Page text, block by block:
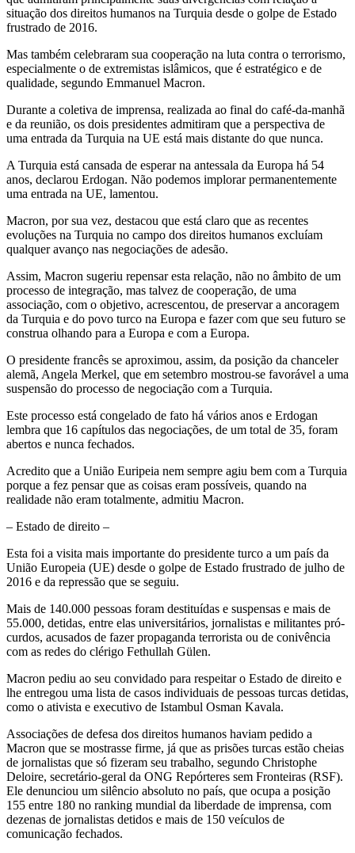
situação dos direitos humanos na Turquia desde o golpe de Estado
frustrado de 2016.
Mas também celebraram sua cooperação na luta contra o terrorismo,
especialmente o de extremistas islâmicos, que é estratégico e de
qualidade, segundo Emmanuel Macron.
Durante a coletiva de imprensa, realizada ao final do café-da-manhã
e da reunião, os dois presidentes admitiram que a perspectiva de
uma entrada da Turquia na UE está mais distante do que nunca.
A Turquia está cansada de esperar na antessala da Europa há 54
anos, declarou Erdogan. Não podemos implorar permanentemente
uma entrada na UE, lamentou.
Macron, por sua vez, destacou que está claro que as recentes
evoluções na Turquia no campo dos direitos humanos excluíam
qualquer avanço nas negociações de adesão.
Assim, Macron sugeriu repensar esta relação, não no âmbito de um
processo de integração, mas talvez de cooperação, de uma
associação, com o objetivo, acrescentou, de preservar a ancoragem
da Turquia e do povo turco na Europa e fazer com que seu futuro se
construa olhando para a Europa e com a Europa.
O presidente francês se aproximou, assim, da posição da chanceler
alemã, Angela Merkel, que em setembro mostrou-se favorável a uma
suspensão do processo de negociação com a Turquia.
Este processo está congelado de fato há vários anos e Erdogan
lembra que 16 capítulos das negociações, de um total de 35, foram
abertos e nunca fechados.
Acredito que a União Euripeia nem sempre agiu bem com a Turquia
porque a fez pensar que as coisas eram possíveis, quando na
realidade não eram totalmente, admitiu Macron.
– Estado de direito –
Esta foi a visita mais importante do presidente turco a um país da
União Europeia (UE) desde o golpe de Estado frustrado de julho de
2016 e da repressão que se seguiu.
Mais de 140.000 pessoas foram destituídas e suspensas e mais de
55.000, detidas, entre elas universitários, jornalistas e militantes pró-
curdos, acusados de fazer propaganda terrorista ou de conivência
com as redes do clérigo Fethullah Gülen.
Macron pediu ao seu convidado para respeitar o Estado de direito e
lhe entregou uma lista de casos individuais de pessoas turcas detidas,
como o ativista e executivo de Istambul Osman Kavala.
Associações de defesa dos direitos humanos haviam pedido a
Macron que se mostrasse firme, já que as prisões turcas estão cheias
de jornalistas que só fizeram seu trabalho, segundo Christophe
Deloire, secretário-geral da ONG Repórteres sem Fronteiras (RSF).
Ele denunciou um silêncio absoluto no país, que ocupa a posição
155 entre 180 no ranking mundial da liberdade de imprensa, com
dezenas de jornalistas detidos e mais de 150 veículos de
comunicação fechados.